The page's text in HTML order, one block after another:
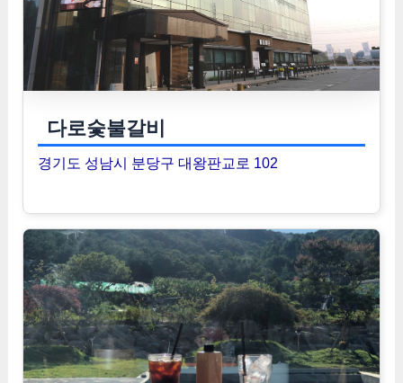
다로숯불갈비
경기도 성남시 분당구 대왕판교로 102